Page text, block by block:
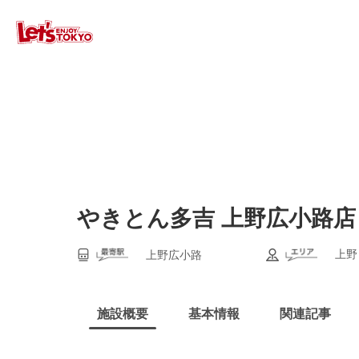
やきとん多吉 上野広小路店
上野広小路 上野
施設概要 基本情報 関連記事